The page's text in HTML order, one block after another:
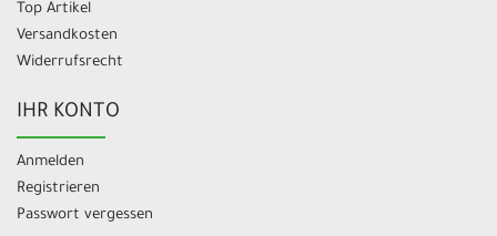
Top Artikel
Versandkosten
Widerrufsrecht
IHR KONTO
Anmelden
Registrieren
Passwort vergessen